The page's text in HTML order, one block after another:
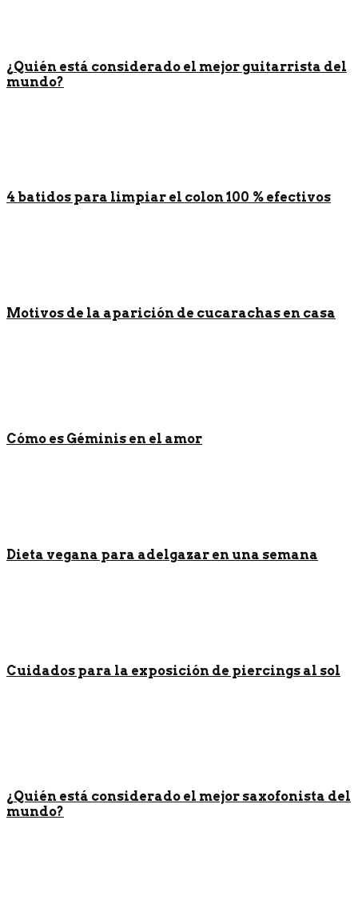
¿Quién está considerado el mejor guitarrista del
mundo?
4 batidos para limpiar el colon 100 % efectivos
Motivos de la aparición de cucarachas en casa
Cómo es Géminis en el amor
Dieta vegana para adelgazar en una semana
Cuidados para la exposición de piercings al sol
¿Quién está considerado el mejor saxofonista del
mundo?